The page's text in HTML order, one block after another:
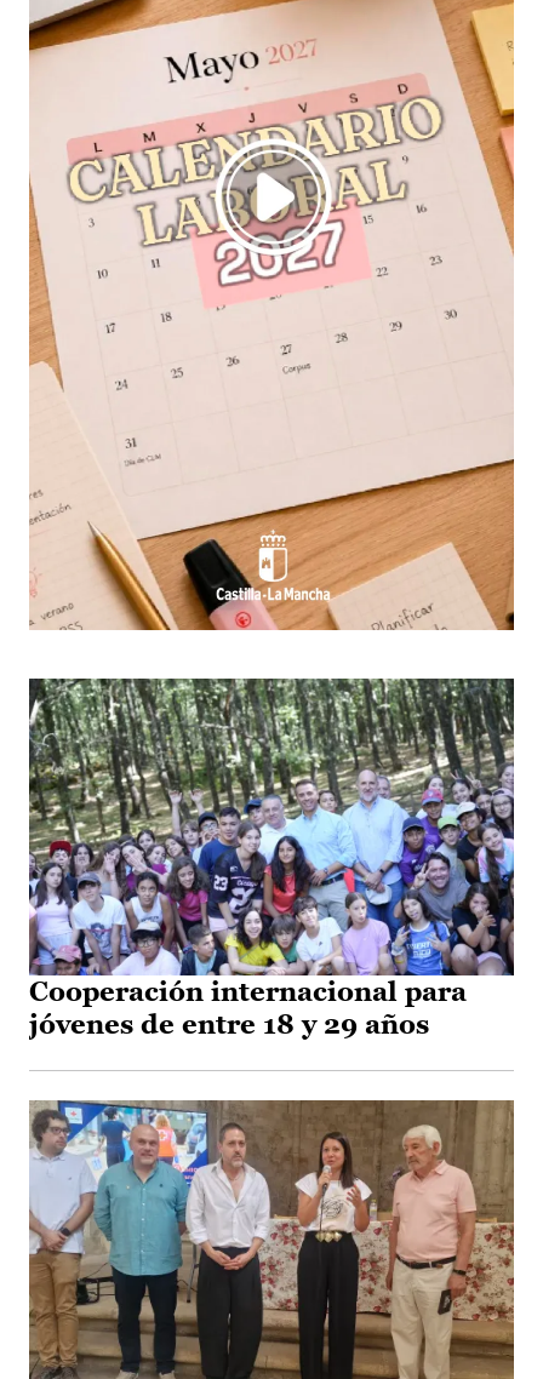
Cooperación internacional para
jóvenes de entre 18 y 29 años